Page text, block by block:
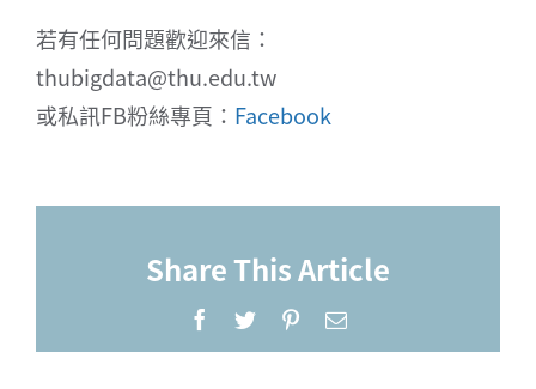
若有任何問題歡迎來信：
thubigdata@thu.edu.tw
或私訊FB粉絲專頁： Facebook
Share This Article
Facebook
Twitter PinterestEmail: